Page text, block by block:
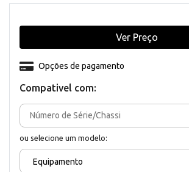
Compativel com:
ou selecione um modelo:
Equipamento
Opções de pagamento
Ver Preço